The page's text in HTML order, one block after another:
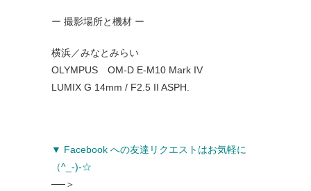
ー 撮影場所と機材 ー
横浜／みなとみらい
OLYMPUS OM-D E-M10 Mark IV
LUMIX G 14mm / F2.5 II ASPH.
▼ Facebook への友達リクエストはお気軽に
（^_-)-☆
──＞